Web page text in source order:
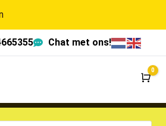
Chat met ons!
0